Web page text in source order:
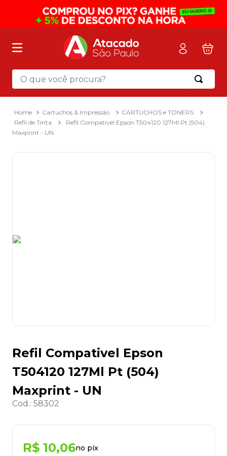
O que você procura?
Cartuchos & Impressão
CARTUCHOS e TONERS
Refil de Tinta
Refil Compativel Epson T504120 127Ml Pt (504)
Maxprint - UN
Refil Compativel Epson
T504120 127Ml Pt (504)
Maxprint - UN
Cod.: 58302
R$ 10,06no pix
Termos mais buscados
mochila
2 º sacola